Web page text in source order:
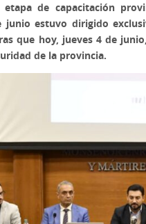
de capacitación
junio estuvo dirigido
que hoy, jueves 4 de
de la provincia.